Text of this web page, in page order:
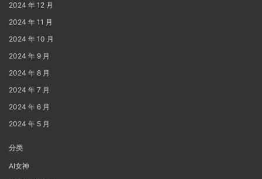
2024 年 12 月
2024 年 11 月
2024 年 10 月
2024 年 9 月
2024 年 8 月
2024 年 7 月
2024 年 6 月
2024 年 5 月
分类
AI女神